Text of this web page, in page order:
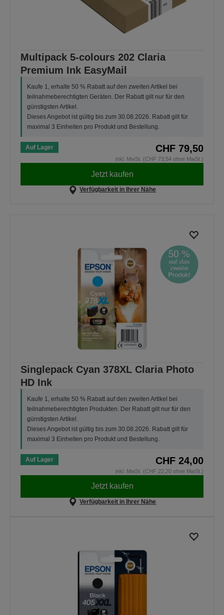
Multipack 5-colours 202 Claria
Premium Ink EasyMail
Kaufe 1, erhalte 50 % Rabatt auf den zweiten Artikel bei
teilnahmeberechtigten Geräten. Der Rabatt gilt nur für den
günstigsten Artikel.
Dieses Angebot ist gültig bis zum 30.08.2026. Rabatt gilt für
maximal 3 Einheiten pro Produkt und Bestellung.
Auf Lager CHF 79,50
inkl. MwSt. (CHF 73,54 ohne MwSt.)
Jetzt kaufen
Verfügbarkeit in Ihrer Nähe
Singlepack Cyan 378XL Claria Photo
HD Ink
Kaufe 1, erhalte 50 % Rabatt auf den zweiten Artikel bei
teilnahmeberechtigten Produkten. Der Rabatt gilt nur für den
günstigsten Artikel.
Dieses Angebot ist gültig bis zum 30.08.2026. Rabatt gilt für
maximal 3 Einheiten pro Produkt und Bestellung.
Auf Lager CHF 24,00
inkl. MwSt. (CHF 22,20 ohne MwSt.)
Jetzt kaufen
Verfügbarkeit in Ihrer Nähe